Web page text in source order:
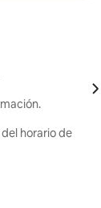
horario de